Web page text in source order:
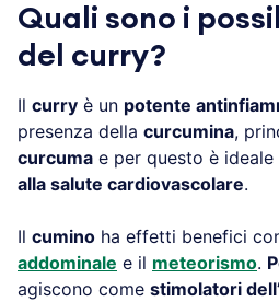
Quali sono i
del curry?
Il curry è un potente
presenza della curcumina,
curcuma e per questo è
alla salute cardiovascolare.
Il cumino ha effetti benefici
addominale e il meteorismo.
agiscono come stimolatori